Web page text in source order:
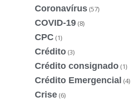
Coronavírus (57)
COVID-19 (8)
CPC (1)
Crédito (3)
Crédito consignado (1)
Crédito Emergencial (4)
Crise (6)